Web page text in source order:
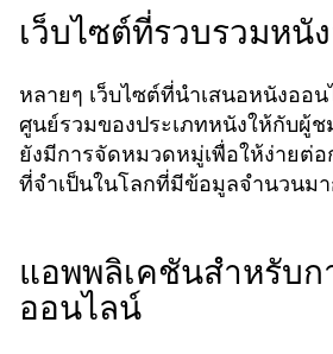
เว็บไซต์ที่รวบรวมหนั
หลายๆ เว็บไซต์ที่นำเสนอหนังออ
ศูนย์รวมของประเภทหนังให้กับผู้
ยังมีการจัดหมวดหมู่เพื่อให้ง่ายต่อ
ที่จำเป็นในโลกที่มีข้อมูลจำนวนม
แอพพลิเคชันสำหรับก
ออนไลน์